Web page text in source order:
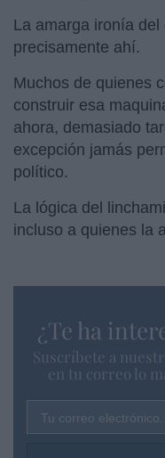
La amarga ironía
precisamente ahí.
Muchos de quienes
construir esa
ahora, demasiado
excepción jamás
político.
La lógica del
incluso a quienes la
¿Te ha
Suscríbete a
en tu correo lo
Tu correo electrónico...